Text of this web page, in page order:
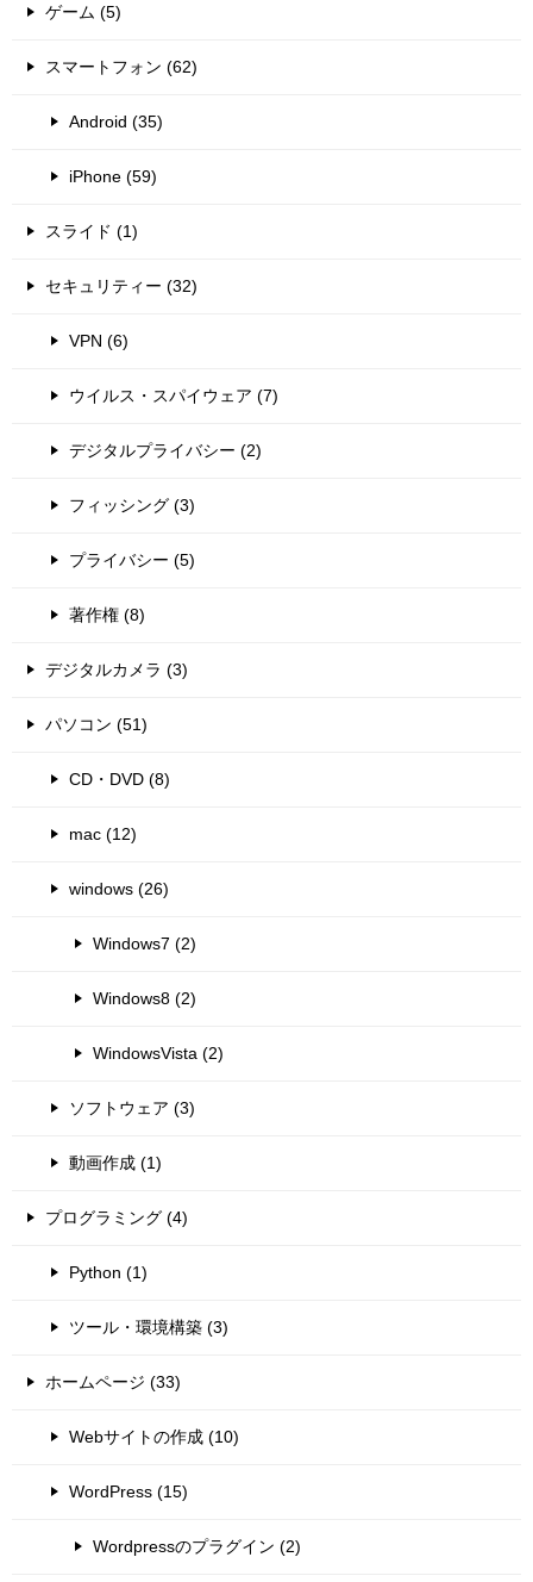
ゲーム (5)
スマートフォン (62)
Android (35)
iPhone (59)
スライド (1)
セキュリティー (32)
VPN (6)
ウイルス・スパイウェア (7)
デジタルプライバシー (2)
フィッシング (3)
プライバシー (5)
著作権 (8)
デジタルカメラ (3)
パソコン (51)
CD・DVD (8)
mac (12)
windows (26)
Windows7 (2)
Windows8 (2)
WindowsVista (2)
ソフトウェア (3)
動画作成 (1)
プログラミング (4)
Python (1)
ツール・環境構築 (3)
ホームページ (33)
Webサイトの作成 (10)
WordPress (15)
Wordpressのプラグイン (2)